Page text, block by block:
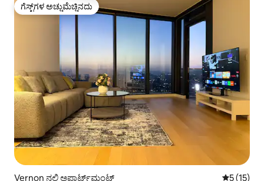
ಗೆಸ್ಟ್‌ಗಳ ಅಚ್ಚುಮೆಚ್ಚಿನದು
ಗೆಸ್ಟ್‌ಗಳ ಅಚ್ಚುಮೆಚ್ಚಿನದು
Vernon ನಲ್ಲಿ ಅಪಾರ್ಟ್‌ಮಂಟ್ 5 ರಲ್ಲಿ 5
5 (15)